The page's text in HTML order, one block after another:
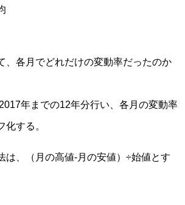
、各月でどれだけの変動率だったのか
年までの12年分行い、各月の変動率
化する。
は、（月の高値-月の安値）÷始値とす